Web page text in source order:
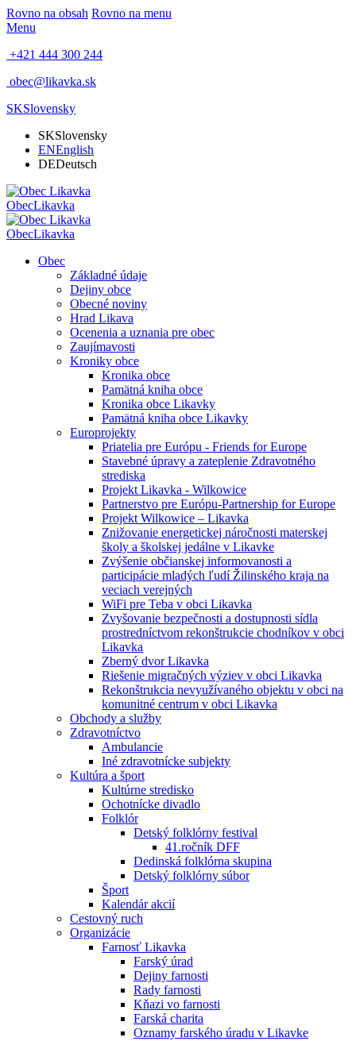
Rovno na obsah Rovno na menu
Menu
+421 444 300 244
obec@likavka.sk
SKSlovensky
SKSlovensky
ENEnglish
DEDeutsch
ObecLikavka
ObecLikavka
Obec
Základné údaje
Dejiny obce
Obecné noviny
Hrad Likava
Ocenenia a uznania pre obec
Zaujímavosti
Kroniky obce
Kronika obce
Pamätná kniha obce
Kronika obce Likavky
Pamätná kniha obce Likavky
Europrojekty
Priatelia pre Európu - Friends for Europe
Stavebné úpravy a zateplenie Zdravotného
strediska
Projekt Likavka - Wilkowice
Partnerstvo pre Európu-Partnership for Europe
Projekt Wilkowice – Likavka
Znižovanie energetickej náročnosti materskej
školy a školskej jedálne v Likavke
Zvýšenie občianskej informovanosti a
participácie mladých ľudí Žilinského kraja na
veciach verejných
WiFi pre Teba v obci Likavka
Zvyšovanie bezpečnosti a dostupnosti sídla
prostredníctvom rekonštrukcie chodníkov v obci
Likavka
Zberný dvor Likavka
Riešenie migračných výziev v obci Likavka
Rekonštrukcia nevyužívaného objektu v obci na
komunitné centrum v obci Likavka
Obchody a služby
Zdravotníctvo
Ambulancie
Iné zdravotnícke subjekty
Kultúra a šport
Kultúrne stredisko
Ochotnícke divadlo
Folklór
Detský folklórny festival
41.ročník DFF
Dedinská folklórna skupina
Detský folklórny súbor
Šport
Kalendár akcií
Cestovný ruch
Organizácie
Farnosť Likavka
Farský úrad
Dejiny farnosti
Rady farnosti
Kňazi vo farnosti
Farská charita
Oznamy farského úradu v Likavke